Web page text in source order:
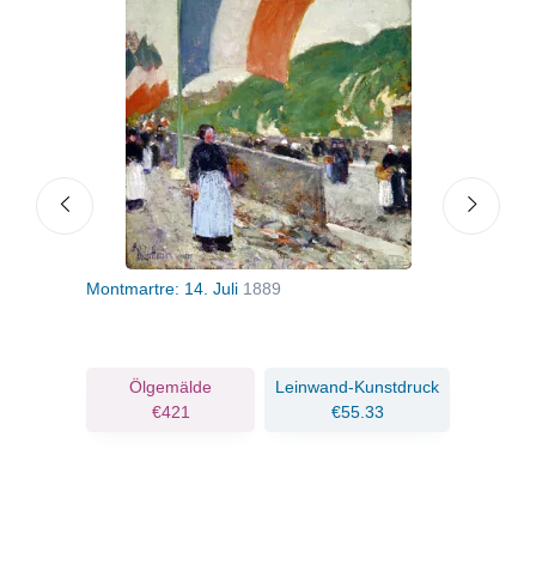
Montmartre: 14. Juli 1889
Ölgemälde
€421
Leinwand-Kunstdruck
€55.33